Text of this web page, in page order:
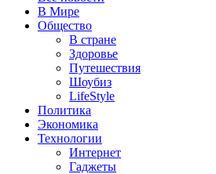
В Мире
Общество
В стране
Здоровье
Путешествия
Шоубиз
LifeStyle
Политика
Экономика
Технологии
Интернет
Гаджеты